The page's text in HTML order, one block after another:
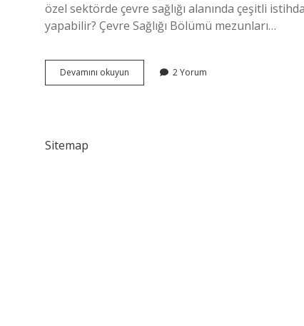
özel sektörde çevre sağlığı alanında çeşitli
yapabilir? Çevre Sağlığı Bölümü mezunları…
Devamını okuyun
Sağlığı
2 Yorum
Sitemap